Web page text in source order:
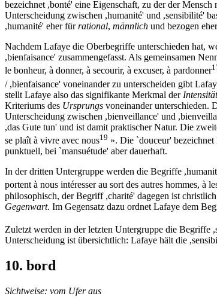
bezeichnet ,bonté' eine Eigenschaft, zu der der
Unterscheidung zwischen ,humanité' und ,sensibilité'
,humanité' eher fürrational, männlich und bezogen
Nachdem Lafaye die Oberbegriffe unterschieden hat,
,bienfaisance' zusammengefasst. Als gemeinsamen
le bonheur, à donner, à secourir, à excuser, à pardonner
/ ,bienfaisance' voneinander zu unterscheiden gibt
stellt Lafaye also das signifikante Merkmal der
Kriteriums des Ursprungs voneinander unterschieden.
Unterscheidung zwischen ,bienveillance' und
,das Gute tun' und ist damit praktischer Natur. Die
se plaît à vivre avec nous19 ». Die `douceur' bezeichnet
punktuell, bei `mansuétude' aber dauerhaft.
In der dritten Untergruppe werden die Begriffe
portent à nous intéresser au sort des autres hommes, à
philosophisch, der Begriff ,charité' dagegen ist
Gegenwart. Im Gegensatz dazu ordnet Lafaye dem
Zuletzt werden in der letzten Untergruppe die Begriffe
Unterscheidung ist übersichtlich: Lafaye hält die
10. bord
Sichtweise: vom Ufer aus